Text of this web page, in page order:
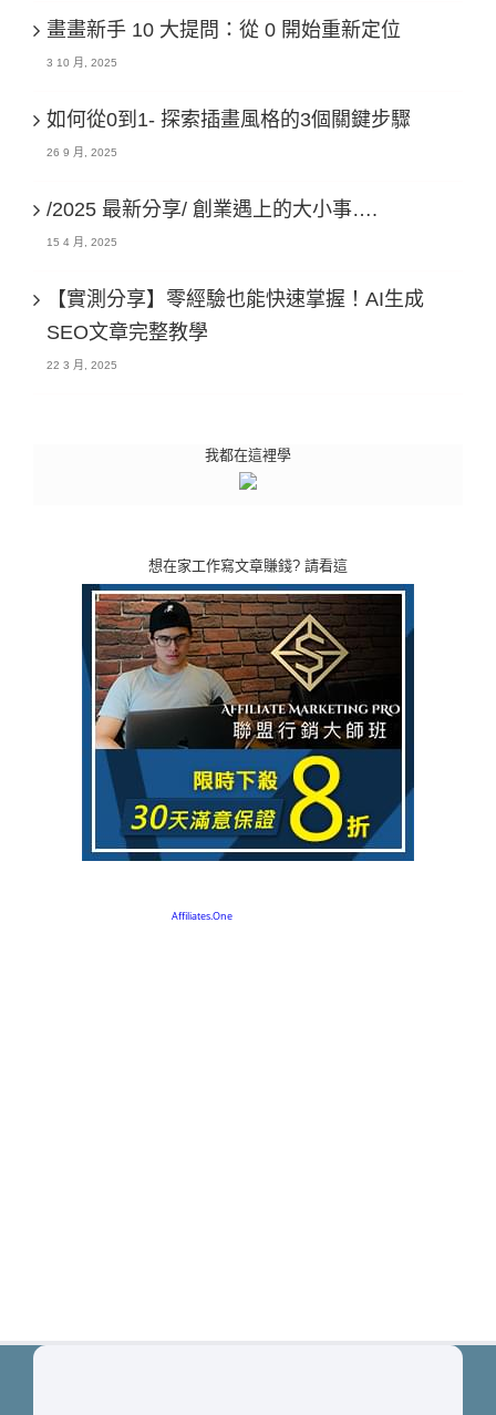
畫畫新手 10 大提問：從 0 開始重新定位
3 10 月, 2025
如何從0到1- 探索插畫風格的3個關鍵步驟
26 9 月, 2025
/2025 最新分享/ 創業遇上的大小事….
15 4 月, 2025
【實測分享】零經驗也能快速掌握！AI生成
SEO文章完整教學
22 3 月, 2025
我都在這裡學
想在家工作寫文章賺錢? 請看這